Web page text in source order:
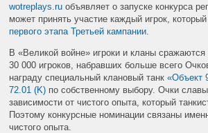
wotreplays.ru объявляет о запуске конкурса
может принять участие каждый игрок,
первого этапа Третьей кампании
В «Великой войне» игроки и кланы сражаются
30 000 игроков, набравших больше всего
награду специальный клановый танк«Объект
72.01 (K) по собственному выбору. Очки
зависимости от чистого опыта, который
Поэтому конкурсные номинации связаны
чистого опыта.